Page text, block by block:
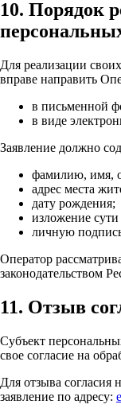
10. Порядок
Для реализации
вправе направить
в письменной
в виде
Заявление должно
фамилию, имя,
адрес места
дату рождения;
изложение
личную
Оператор
законодательством
11. Отзыв
Субъект
свое согласие на
Для отзыва согласия
заявление по адресу: